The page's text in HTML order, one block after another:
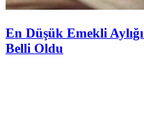
En Düşük Emekli
Belli Oldu